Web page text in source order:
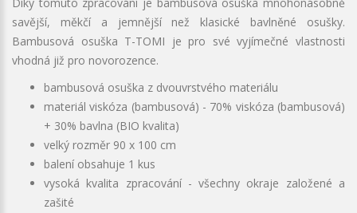
savější, měkčí a jemnější než klasické bavlněné osušky.
Bambusová osuška T-TOMI je pro své vyjímečné vlastnosti
vhodná již pro novorozence.
bambusová osuška z dvouvrstvého materiálu
materiál viskóza (bambusová) - 70% viskóza (bambusová)
+ 30% bavlna (BIO kvalita)
velký rozměr 90 x 100 cm
balení obsahuje 1 kus
vysoká kvalita zpracování - všechny okraje založené a
zašité